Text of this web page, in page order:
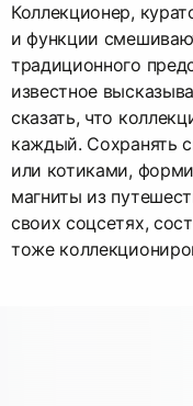
Коллекционер,
и функции
традиционного
известное
сказать, что
каждый. Сохранять
или котиками,
магниты из
своих соцсетях,
тоже